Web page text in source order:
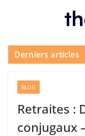
Derniers articles
BLOG
Retraites :
conjugaux